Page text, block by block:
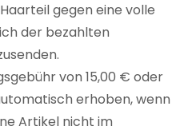
gegen eine volle
der bezahlten
von 15,00 € oder
erhoben, wenn
Artikel nicht im